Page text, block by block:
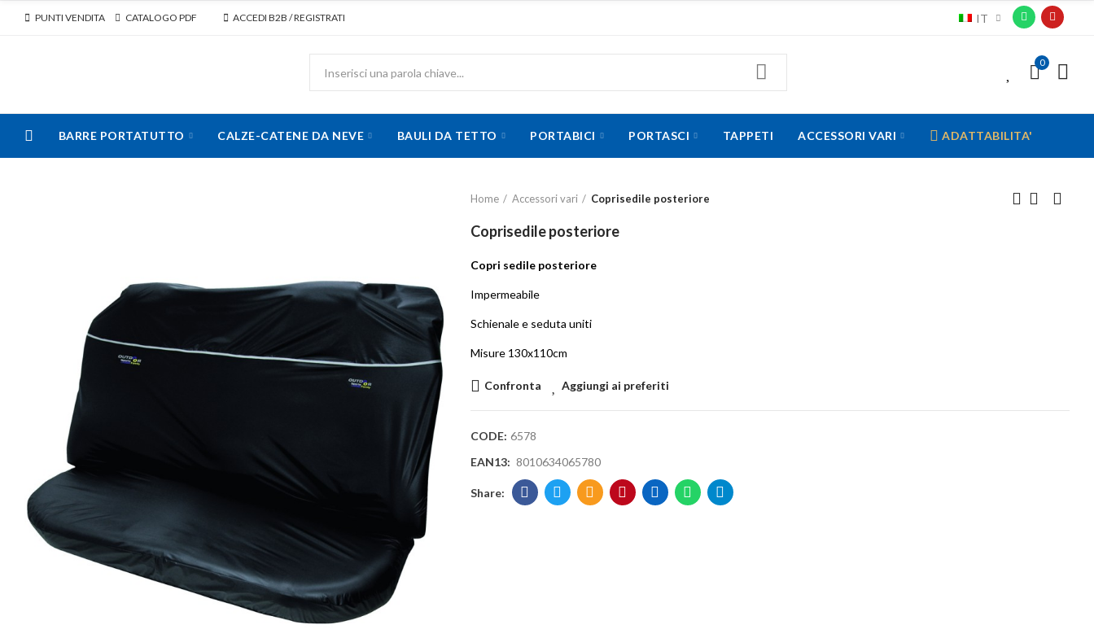
PUNTI VENDITA CATALOGO PDF ACCEDI B2B / REGISTRATI IT
0
BARRE PORTATUTTO CALZE-CATENE DA NEVE BAULI DA TETTO PORTABICI PORTASCI TAPPETI ACCESSORI VARI ADATTABILITA'
Home Accessori vari Coprisedile posteriore
Coprisedile posteriore
Copri sedile posteriore
Impermeabile
Schienale e seduta uniti
Misure 130x110cm
Confronta Aggiungi ai preferiti
CODE: 6578
EAN13: 8010634065780